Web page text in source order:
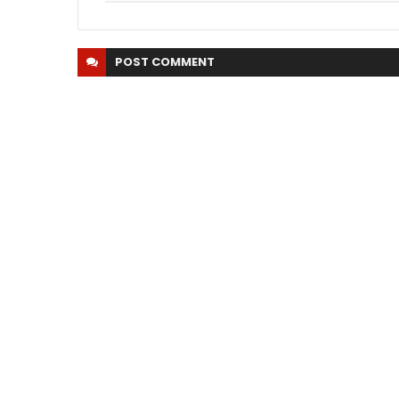
POST COMMENT